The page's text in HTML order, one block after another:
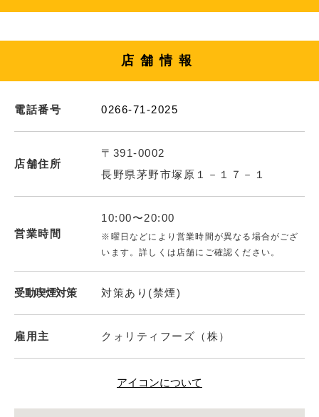
店舗情報
電話番号 0266-71-2025
店舗住所
〒391-0002
長野県茅野市塚原１－１７－１
営業時間
10:00〜20:00
※曜日などにより営業時間が異なる場合がござ
います。詳しくは店舗にご確認ください。
受動喫煙対策 対策あり(禁煙)
雇用主 クォリティフーズ（株）
アイコンについて